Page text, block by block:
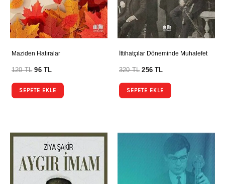
Maziden Hatıralar
120TL 96TL
SEPETE EKLE
İttihatçılar Döneminde Muhalefet
320TL 256TL
SEPETE EKLE